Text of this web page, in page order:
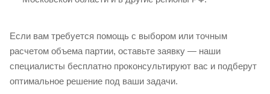
Если вам требуется помощь с выбором или точным
расчетом объема партии, оставьте заявку — наши
специалисты бесплатно проконсультируют вас и подберут
оптимальное решение под ваши задачи.